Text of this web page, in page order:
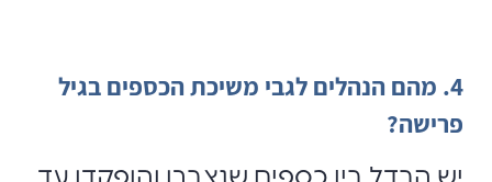
4. מהם הנהלים לגבי משיכת הכספים בגיל
פרישה?